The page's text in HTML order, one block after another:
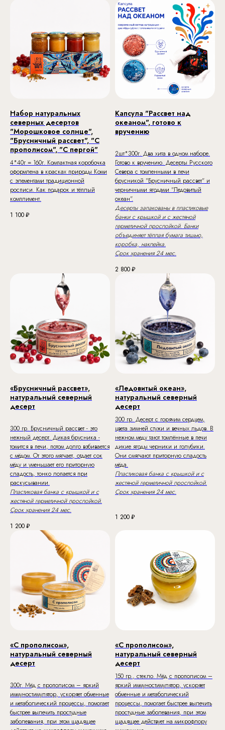
Набор натуральных
северных десертов
"Морошковое солнце",
"Брусничный рассвет", "С
прополисом", "С пергой"
4*40г = 160г. Компактная коробочка
оформлена в красках природы Коми
с элементами традиционной
росписи. Как подарок и тёплый
комплимент.
1 100₽
Капсула "Рассвет над
океаном", готово к
вручению
2шт*300г. Два хита в одном наборе.
Готово к вручению. Десерты Русского
Севера с томленными в печи
брусникой "Брусничный рассвет" и
черничными ягодами "Ледовитый
океан".
Десерты запакованы в пластиковые
банки с крышкой и с жестяной
герметичной прослойкой. Банки
объединяет тёплая бумага тишью,
коробка, наклейка.
Срок хранения 24 мес.
2 800₽
«Брусничный рассвет»,
натуральный северный
десерт
300 гр. Брусничный рассвет - это
нежный десерт. Дикая брусника -
томится в печи, потом долго взбивается
с мёдом. От этого мягчает, отдает сок
мёду и уменьшает его приторную
сладость, тонко лопается при
раскусывании.
Пластиковая банка с крышкой и с
жестяной герметичной прослойкой.
Срок хранения 24 мес.
1 200₽
«Ледовитый океан»,
натуральный северный
десерт
300 гр. Десерт с горячим сердцем,
цвета зимней стужи и вечных льдов. В
нежном меду тают томлённые в печи
дикие ягоды черники и голубики.
Они смягчают приторную сладость
мёда.
Пластиковая банка с крышкой и с
жестяной герметичной прослойкой.
Срок хранения 24 мес.
1 200₽
«С прополисом»,
натуральный северный
десерт
300г. Мёд с прополисом – яркий
иммуностимулятор, ускоряет обменные
и метаболический процессы, помогает
быстрее вылечить простудные
заболевания, при этом щадящее
«С прополисом»,
натуральный северный
десерт
150 гр., стекло. Мёд с прополисом –
яркий иммуностимулятор, ускоряет
обменные и метаболический
процессы, помогает быстрее вылечить
простудные заболевания, при этом
щадящее действует на микрофлору